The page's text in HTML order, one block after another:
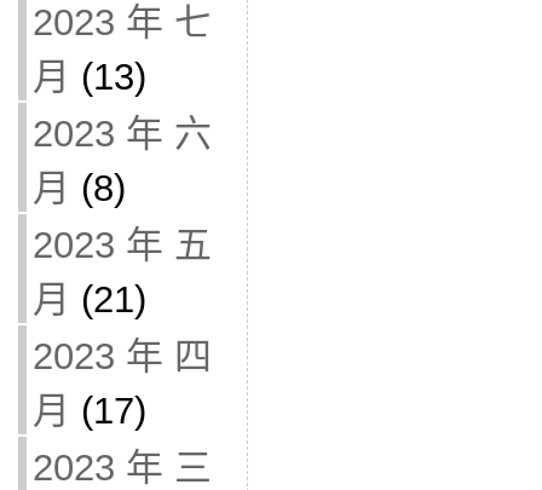
2023 年 七
月 (13)
2023 年 六
月 (8)
2023 年 五
月 (21)
2023 年 四
月 (17)
2023 年 三